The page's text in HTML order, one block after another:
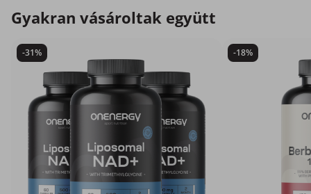
Gyakran vásároltak együtt
-31% -18%